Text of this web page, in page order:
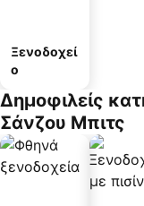
Ξενοδοχεί
ο
Δημοφιλείς
Σάνζου Μπιτς